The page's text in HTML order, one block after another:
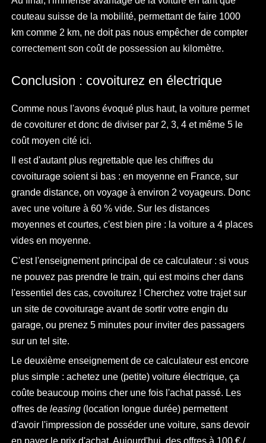
couteau suisse de la mobilité, permettant de faire 1000
km comme 2 km, ne doit pas nous empêcher de compter
correctement son coût de possession au kilomètre.
Conclusion : covoiturez en électrique
Comme nous l'avons évoqué plus haut, la voiture permet
de covoiturer et donc de diviser par 2, 3, 4 et même 5 le
coût moyen cité ici.
Il est d'autant plus regrettable que les chiffres du
covoiturage soient si bas : en moyenne en France, sur
grande distance, on voyage à environ 2 voyageurs. Donc
avec une voiture à 60 % vide. Sur les distances
moyennes et courtes, c'est bien pire : la voiture a 4 places
vides en moyenne.
C'est l'enseignement principal de ce calculateur : si vous
ne pouvez pas prendre le train, qui est moins cher dans
l'essentiel des cas, covoiturez ! Cherchez votre trajet sur
un site de covoiturage avant de sortir votre engin du
garage, ou prenez 5 minutes pour inviter des passagers
sur un tel site.
Le deuxième enseignement de ce calculateur est encore
plus simple : achetez une (petite) voiture électrique, ça
coûte beaucoup moins cher une fois l'achat passé. Les
offres deleasing (location longue durée) permettent
d'avoir l'impression de posséder une voiture, sans devoir
en payer le prix d'achat. Aujourd'hui, des offres à 100 € /